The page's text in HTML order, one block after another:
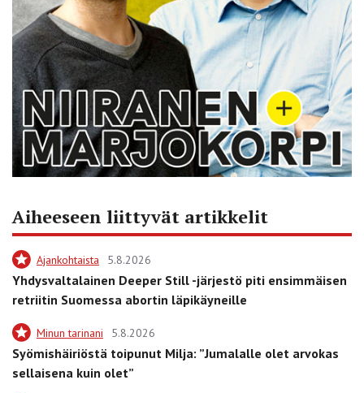
Aiheeseen liittyvät artikkelit
Ajankohtaista 5.8.2026
Yhdysvaltalainen Deeper Still -järjestö piti ensimmäisen
retriitin Suomessa abortin läpikäyneille
Minun tarinani 5.8.2026
Syömishäiriöstä toipunut Milja: ”Jumalalle olet arvokas
sellaisena kuin olet”